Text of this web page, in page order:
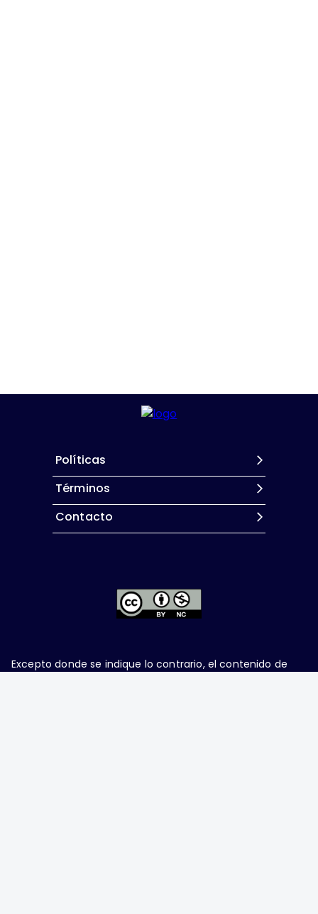
Políticas
Términos
Contacto
Excepto donde se indique lo contrario, el contenido de